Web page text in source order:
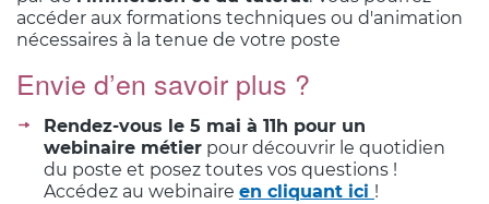
accéder aux formations techniques ou d'animation
nécessaires à la tenue de votre poste
Envie d’en savoir plus ?
Rendez-vous le 5 mai à 11h pour un
webinaire métier pour découvrir le quotidien
du poste et posez toutes vos questions !
Accédez au webinaire en cliquant ici !